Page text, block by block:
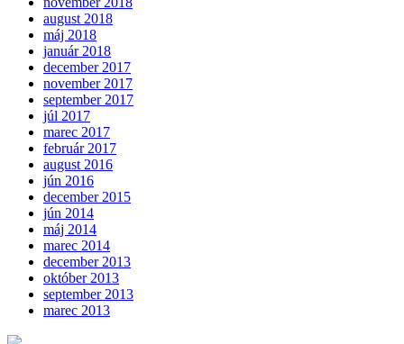
august 2018
máj 2018
január 2018
december 2017
november 2017
september 2017
júl 2017
marec 2017
február 2017
august 2016
jún 2016
december 2015
jún 2014
máj 2014
marec 2014
december 2013
október 2013
september 2013
marec 2013